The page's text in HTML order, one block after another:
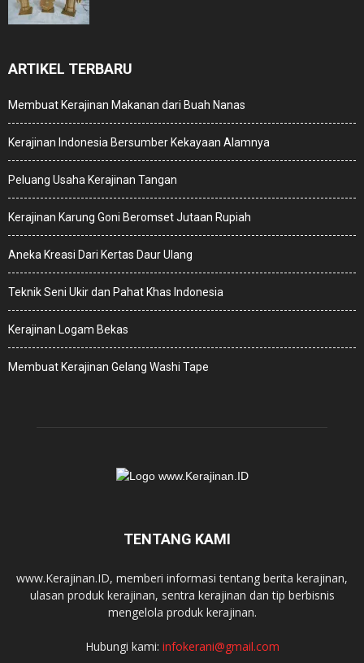
ARTIKEL TERBARU
Membuat Kerajinan Makanan dari Buah Nanas
Kerajinan Indonesia Bersumber Kekayaan Alamnya
Peluang Usaha Kerajinan Tangan
Kerajinan Karung Goni Beromset Jutaan Rupiah
Aneka Kreasi Dari Kertas Daur Ulang
Teknik Seni Ukir dan Pahat Khas Indonesia
Kerajinan Logam Bekas
Membuat Kerajinan Gelang Washi Tape
TENTANG KAMI
www.Kerajinan.ID, memberi informasi tentang berita kerajinan,
ulasan produk kerajinan, sentra kerajinan dan tip berbisnis
mengelola produk kerajinan.
Hubungi kami: infokerani@gmail.com